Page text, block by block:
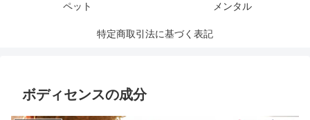
ペット メンタル
特定商取引法に基づく表記
ボディセンスの成分